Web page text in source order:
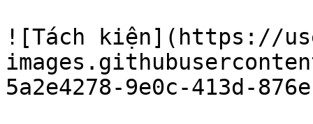
![Tách kiện](https://
5a2e4278-9e0c-413d-